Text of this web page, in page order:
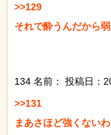
>>129
それで酔うんだから
134 名前：
投稿日：
>>131
まあさほど強くないわ